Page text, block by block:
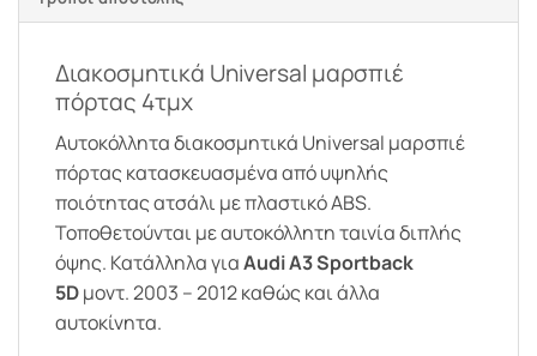
Διακοσμητικά Universal μαρσπιέ
πόρτας 4τμχ
Αυτοκόλλητα διακοσμητικά Universal μαρσπιέ
πόρτας κατασκευασμένα από υψηλής
ποιότητας ατσάλι με πλαστικό ABS.
Τοποθετούνται με αυτοκόλλητη ταινία διπλής
όψης. Κατάλληλα γιαAudi A3 Sportback
5Dμοντ. 2003 – 2012 καθώς και άλλα
αυτοκίνητα.